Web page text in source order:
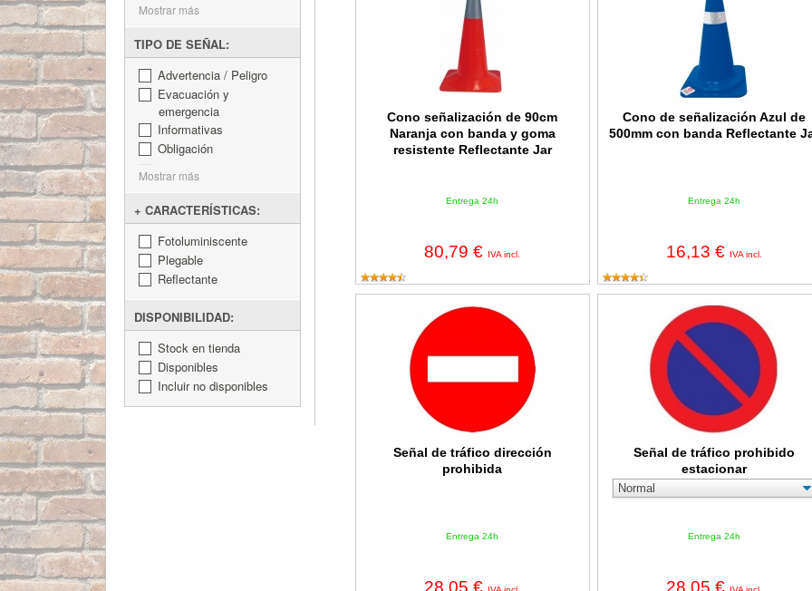
Mostrar más
TIPO DE SEÑAL:
Advertencia / Peligro
Evacuación y
emergencia
Informativas
Obligación
Mostrar más
+ CARACTERÍSTICAS:
Fotoluminiscente
Plegable
Reflectante
DISPONIBILIDAD:
Stock en tienda
Disponibles
Incluir no disponibles
Cono señalización de 90cm
Naranja con banda y goma
resistente Reflectante Jar
Entrega 24h
80,79 € IVA incl.
Cono de señalización Azul de
500mm con banda Reflectante
Entrega 24h
16,13 € IVA incl.
Señal de tráfico dirección
prohibida
Entrega 24h
28,05 €
Señal de tráfico dirección prohibida
Señal de tráfico prohibido
estacionar
Entrega 24h
28,05 €
Señal de tráfico prohibido estacionar